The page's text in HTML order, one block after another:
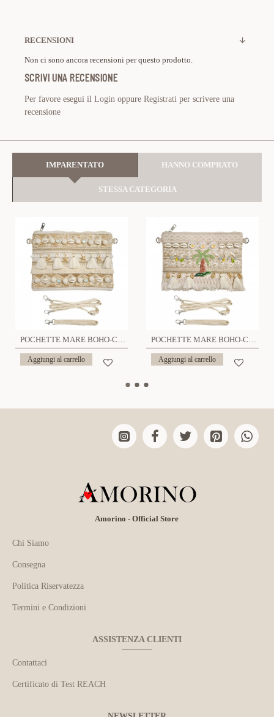
RECENSIONI
Non ci sono ancora recensioni per questo prodotto.
SCRIVI UNA RECENSIONE
Per favore esegui il Login oppure Registrati per scrivere una
recensione
IMPARENTATO HANNO COMPRATO
STESSA CATEGORIA
POCHETTE MARE BOHO-CHIC CON CONCHIGLIE E STELLE MARINE - YY25200C665
Aggiungi al carrello
POCHETTE MARE BOHO-CHIC TROPICALE CON PALMA E CONCHIGLIE - YY25208C661
Aggiungi al carrello
Amorino - Official Store
Chi Siamo
Consegna
Politica Riservatezza
Termini e Condizioni
ASSISTENZA CLIENTI
Contattaci
Certificato di Test REACH